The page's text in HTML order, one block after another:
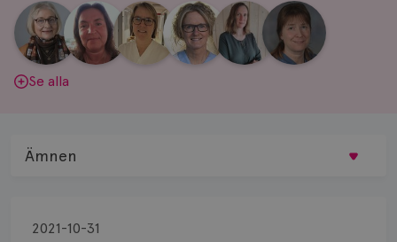
Aina
Johnsson
|
Anne
Andersson
Fredrika
Killander
|
Jeanette
Bäcklund
|
Maria
Edegran
|
Yvette
Andersson
Se alla
2021-10-31
Ämnen